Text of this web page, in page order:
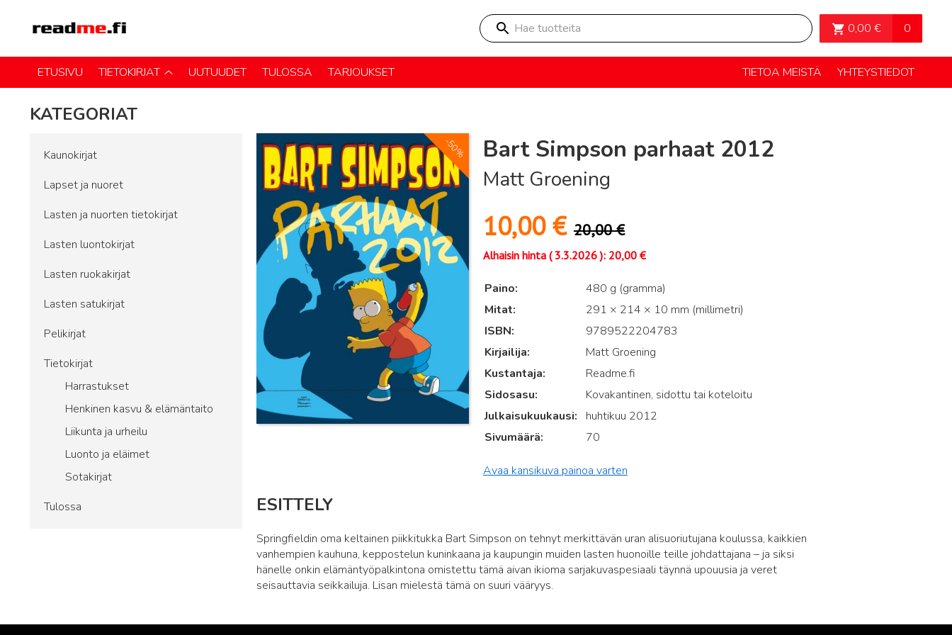
Hae tuotteita 0,00 € 0
OSTOSKORI>
ETUSIVU TIETOKIRJAT UUTUUDET TULOSSA TARJOUKSET TIETOA MEISTÄ YHTEYSTIEDOT
KATEGORIAT
Kaunokirjat
Lapset ja nuoret
Lasten ja nuorten tietokirjat
Lasten luontokirjat
Lasten ruokakirjat
Lasten satukirjat
Pelikirjat
Tietokirjat
Harrastukset
Henkinen kasvu & elämäntaito
Liikunta ja urheilu
Luonto ja eläimet
Sotakirjat
Tulossa
-50% Bart Simpson parhaat 2012
Matt Groening
10,00€ 20,00€
Alhaisin hinta (3.3.2026): 20,00 €
Paino
480 g (gramma)
Mitat
291 × 214 × 10 mm (millimetri)
ISBN
9789522204783
Kirjailija
Matt Groening
Kustantaja
Readme.fi
Sidosasu
Kovakantinen, sidottu tai koteloitu
Julkaisukuukausi
huhtikuu 2012
Sivumäärä
70
Avaa kansikuva painoa varten
ESITTELY
Springfieldin oma keltainen piikkitukka Bart Simpson on tehnyt merkittävän uran alisuoriutujana koulussa, kaikkien
vanhempien kauhuna, keppostelun kuninkaana ja kaupungin muiden lasten huonoille teille johdattajana – ja siksi
hänelle onkin elämäntyöpalkintona omistettu tämä aivan ikioma sarjakuvaspesiaali täynnä upouusia ja veret
seisauttavia seikkailuja. Lisan mielestä tämä on suuri vääryys.